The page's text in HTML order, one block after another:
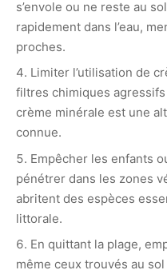
s’envole ou ne reste au
rapidement dans l’eau,
proches.
Limiter l’utilisation de
filtres chimiques
crème minérale est une
connue.
Empêcher les enfants
pénétrer dans les zones
abritent des espèces
littorale.
En quittant la plage,
même ceux trouvés au